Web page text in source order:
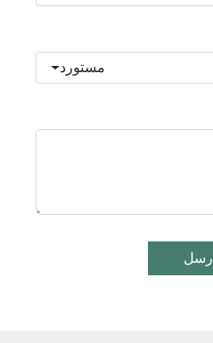
مستورد
أرسل